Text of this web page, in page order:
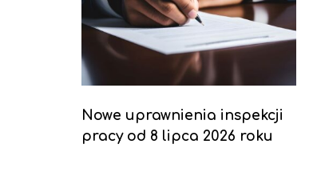
Nowe uprawnienia inspekcji
pracy od 8 lipca 2026 roku